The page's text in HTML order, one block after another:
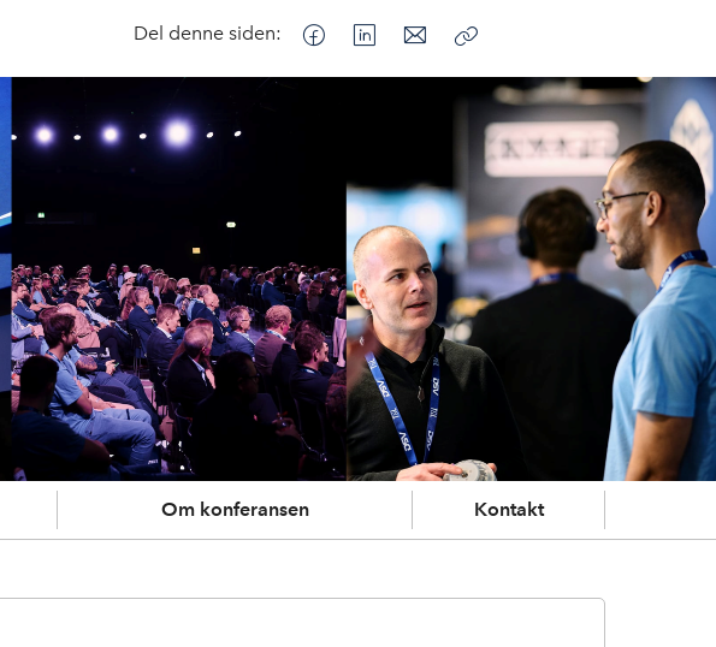
Del denne siden:
lenke
Om konferansen Kontakt